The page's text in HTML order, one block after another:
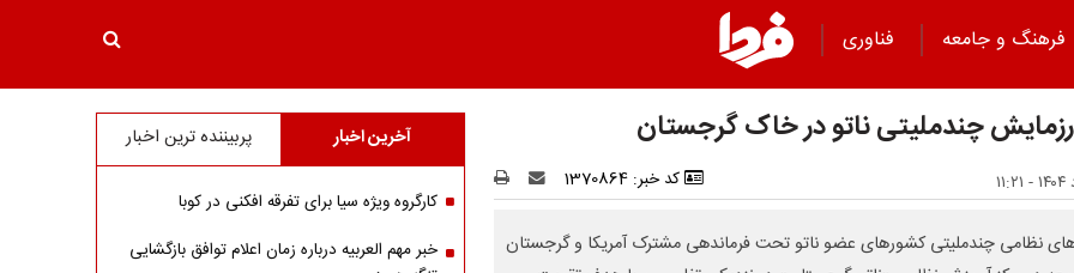
فرهنگ و جامعه فناوری
رزمایش چندملیتی ناتو در خاک گرجستان
کد خبر: 1370864
نظامی چندملیتی کشورهای عضو ناتو تحت فرماندهی مشترک آمریکا و گرجستان
آخرین اخبار پربیننده ترین اخبار
کارگروه ویژه سیا برای تفرقه افکنی در کوبا
خبر مهم العربیه درباره زمان اعلام توافق بازگشایی